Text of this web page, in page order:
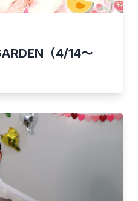
（4/14～